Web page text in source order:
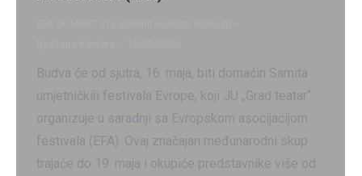
Budva će od sjutra, 16. maja, biti domaćin Samita
umjetničkih festivala Evrope, koji JU „Grad teatar“
organizuje u saradnji sa Evropskom asocijacijom
festivala (EFA). Ovaj značajan međunarodni skup
trajaće do 19. maja i okupiće predstavnike više od